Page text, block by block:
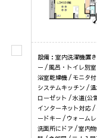
設備：室内洗濯機置
ー / 風呂・トイレ別
浴室乾燥機 / モニタ
システムキッチン /
ローゼット / 水道(公
インターネット対応
ードキー / ウォーム
洗面所にドア / 室内